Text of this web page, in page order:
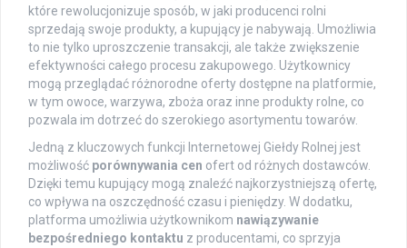
które rewolucjonizuje sposób, w jaki producenci rolni
sprzedają swoje produkty, a kupujący je nabywają. Umożliwia
to nie tylko uproszczenie transakcji, ale także zwiększenie
efektywności całego procesu zakupowego. Użytkownicy
mogą przeglądać różnorodne oferty dostępne na platformie,
w tym owoce, warzywa, zboża oraz inne produkty rolne, co
pozwala im dotrzeć do szerokiego asortymentu towarów.
Jedną z kluczowych funkcji Internetowej Giełdy Rolnej jest
możliwość porównywania cen ofert od różnych dostawców.
Dzięki temu kupujący mogą znaleźć najkorzystniejszą ofertę,
co wpływa na oszczędność czasu i pieniędzy. W dodatku,
platforma umożliwia użytkownikom nawiązywanie
bezpośredniego kontaktu z producentami, co sprzyja